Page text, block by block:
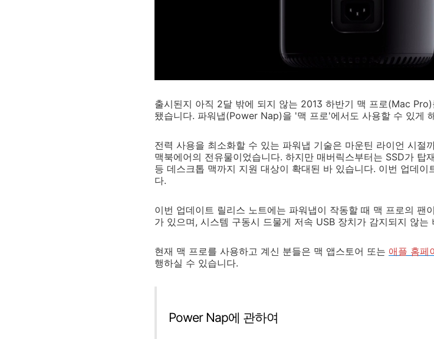
출시된지 아직 2달 밖에 되지 않는 2013 하반기 맥 프로(Mac
됐습니다. 파워냅(Power Nap)을 '맥 프로'에서도 사용할 수 있게
전력 사용을 최소화할 수 있는 파워냅 기술은 마운틴 라이언 시절
맥북에어의 전유물이었습니다. 하지만 매버릭스부터는 SSD가 탑
등 데스크톱 맥까지 지원 대상이 확대된 바 있습니다. 이번 업데
다.
이번 업데이트 릴리스 노트에는 파워냅이 작동할 때 맥 프로의 팬
가 있으며, 시스템 구동시 드물게 저속 USB 장치가 감지되지 않
현재 맥 프로를 사용하고 계신 분들은 맥 앱스토어 또는 애플 홈페
행하실 수 있습니다.
Power Nap에 관하여